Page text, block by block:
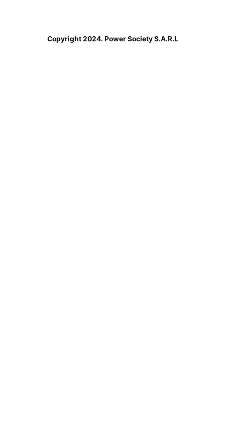
Copyright 2024. Power Society S.A.R.L